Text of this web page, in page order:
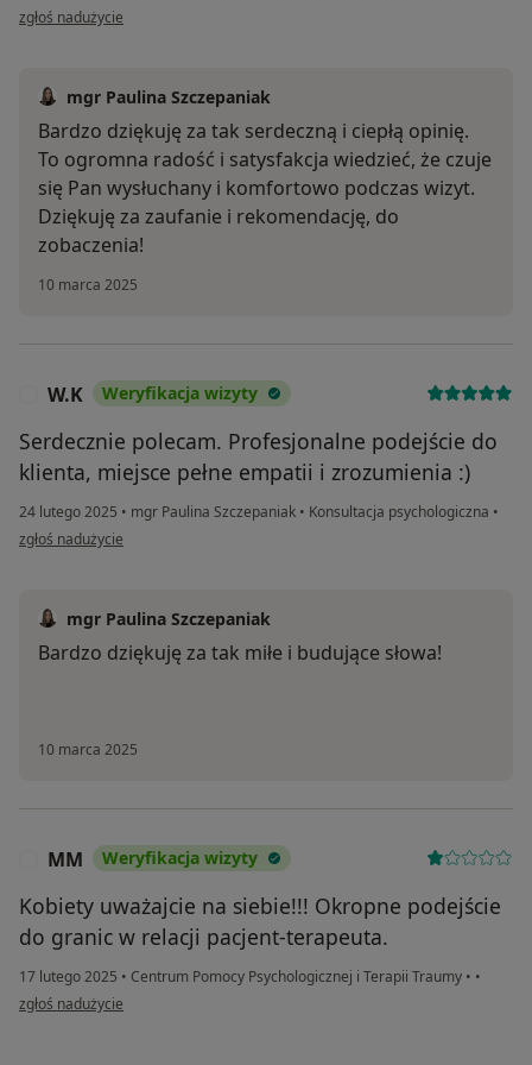
w opinii użytkownika Michał
zgłoś nadużycie
mgr Paulina Szczepaniak
Bardzo dziękuję za tak serdeczną i ciepłą opinię.
To ogromna radość i satysfakcja wiedzieć, że czuje
się Pan wysłuchany i komfortowo podczas wizyt.
Dziękuję za zaufanie i rekomendację, do
zobaczenia!
10 marca 2025
W.K Weryfikacja wizyty
Serdecznie polecam. Profesjonalne podejście do
klienta, miejsce pełne empatii i zrozumienia :)
24 lutego 2025 • mgr Paulina Szczepaniak • Konsultacja psychologiczna •
w opinii użytkownika W.K
zgłoś nadużycie
mgr Paulina Szczepaniak
Bardzo dziękuję za tak miłe i budujące słowa!
10 marca 2025
MM Weryfikacja wizyty
Kobiety uważajcie na siebie!!! Okropne podejście
do granic w relacji pacjent-terapeuta.
17 lutego 2025 • Centrum Pomocy Psychologicznej i Terapii Traumy • •
w opinii użytkownika MM
zgłoś nadużycie